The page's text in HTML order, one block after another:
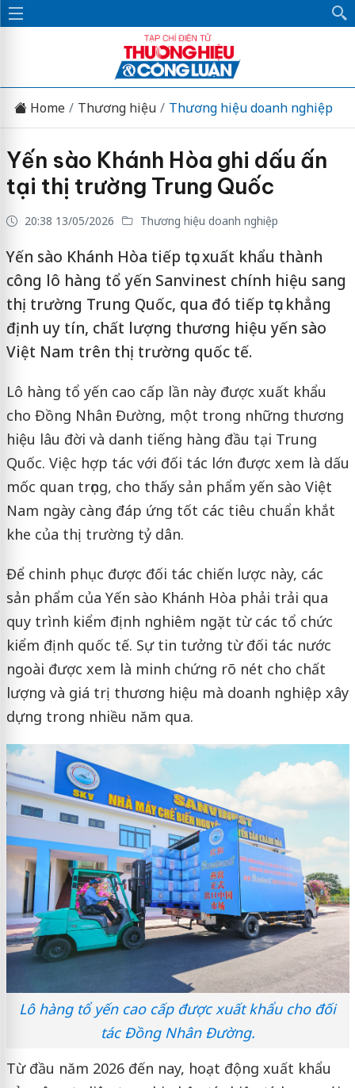
Home Thương hiệu Thương hiệu doanh nghiệp
Yến sào Khánh Hòa ghi dấu ấn
tại thị trường Trung Quốc
20:38 13/05/2026 Thương hiệu doanh nghiệp
Yến sào Khánh Hòa tiếp tục xuất khẩu thành
công lô hàng tổ yến Sanvinest chính hiệu sang
thị trường Trung Quốc, qua đó tiếp tục khẳng
định uy tín, chất lượng thương hiệu yến sào
Việt Nam trên thị trường quốc tế.
Lô hàng tổ yến cao cấp lần này được xuất khẩu
cho Đồng Nhân Đường, một trong những thương
hiệu lâu đời và danh tiếng hàng đầu tại Trung
Quốc. Việc hợp tác với đối tác lớn được xem là dấu
mốc quan trọng, cho thấy sản phẩm yến sào Việt
Nam ngày càng đáp ứng tốt các tiêu chuẩn khắt
khe của thị trường tỷ dân.
Để chinh phục được đối tác chiến lược này, các
sản phẩm của Yến sào Khánh Hòa phải trải qua
quy trình kiểm định nghiêm ngặt từ các tổ chức
kiểm định quốc tế. Sự tin tưởng từ đối tác nước
ngoài được xem là minh chứng rõ nét cho chất
lượng và giá trị thương hiệu mà doanh nghiệp xây
dựng trong nhiều năm qua.
Lô hàng tổ yến cao cấp được xuất khẩu cho đối
tác Đồng Nhân Đường.
Từ đầu năm 2026 đến nay, hoạt động xuất khẩu